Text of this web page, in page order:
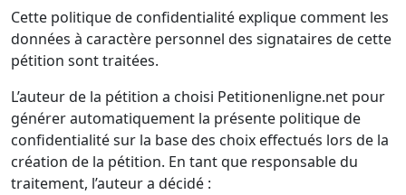
Cette politique de confidentialité explique comment les
données à caractère personnel des signataires de cette
pétition sont traitées.
L’auteur de la pétition a choisi Petitionenligne.net pour
générer automatiquement la présente politique de
confidentialité sur la base des choix effectués lors de la
création de la pétition. En tant que responsable du
traitement, l’auteur a décidé :